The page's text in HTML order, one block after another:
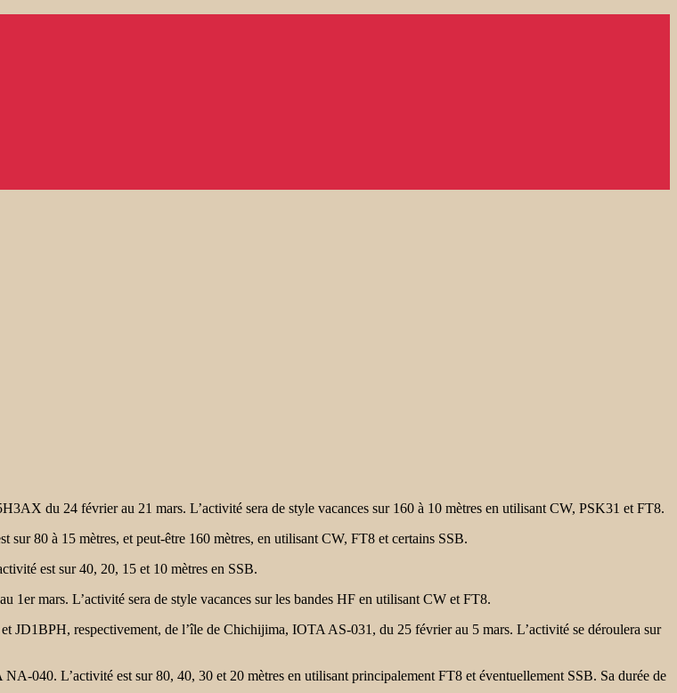
du 24 février au 21 mars. L’activité sera de style vacances sur 160 à 10 mètres en utilisant CW, PSK31 et FT8.
80 à 15 mètres, et peut-être 160 mètres, en utilisant CW, FT8 et certains SSB.
est sur 40, 20, 15 et 10 mètres en SSB.
mars. L’activité sera de style vacances sur les bandes HF en utilisant CW et FT8.
respectivement, de l’île de Chichijima, IOTA AS-031, du 25 février au 5 mars. L’activité se déroulera sur
L’activité est sur 80, 40, 30 et 20 mètres en utilisant principalement FT8 et éventuellement SSB. Sa durée de